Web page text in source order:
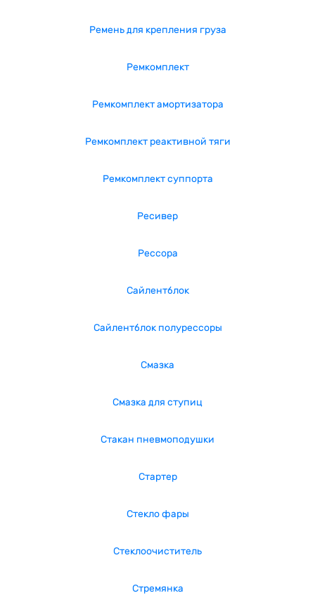
Ремень для крепления груза
Ремкомплект
Ремкомплект амортизатора
Ремкомплект реактивной тяги
Ремкомплект суппорта
Ресивер
Рессора
Сайлентблок
Сайлентблок полурессоры
Смазка
Смазка для ступиц
Стакан пневмоподушки
Стартер
Стекло фары
Стеклоочиститель
Стремянка